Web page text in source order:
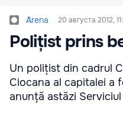
Arena 20 августа 2012,
Polițist prins
Un polițist din cadrul
Ciocana al capitalei a
anunță astăzi